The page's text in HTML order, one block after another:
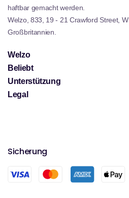
haftbar gemacht werden.
Welzo, 833, 19 - 21 Crawford Street,
Großbritannien.
Welzo
Beliebt
Unterstützung
Legal
Sicherung